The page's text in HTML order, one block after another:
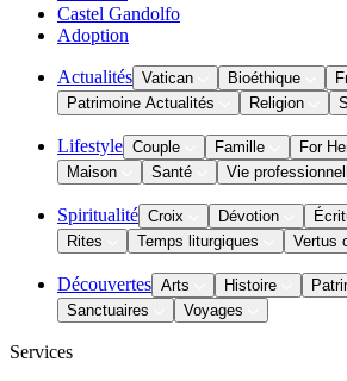
Castel Gandolfo
Adoption
Actualités Vatican Bioéthique
Patrimoine Actualités
Religion
Lifestyle Couple Famille
For
Maison
Santé Vie
Spiritualité Croix Dévotion
Rites
Temps liturgiques Vertus
Découvertes Arts Histoire
Sanctuaires
Voyages
Services